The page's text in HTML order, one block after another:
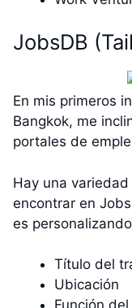
JobsDB
En mis primeros
Bangkok, me
portales de
Hay una
encontrar en
es
Título del
Ubicación